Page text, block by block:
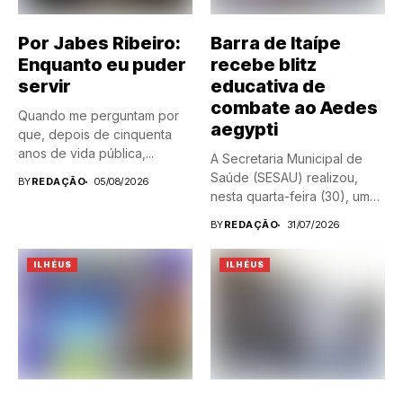
Por Jabes Ribeiro:
Enquanto eu puder
servir
Quando me perguntam por
que, depois de cinquenta
anos de vida pública,...
BYREDAÇÃO 05/08/2026
Barra de Itaípe
recebe blitz
educativa de
combate ao Aedes
aegypti
A Secretaria Municipal de
Saúde (SESAU) realizou,
nesta quarta-feira (30), uma
BYREDAÇÃO 31/07/2026
ILHÉUS ILHÉUS